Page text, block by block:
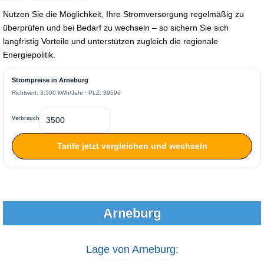
Nutzen Sie die Möglichkeit, Ihre Stromversorgung regelmäßig zu
überprüfen und bei Bedarf zu wechseln – so sichern Sie sich
langfristig Vorteile und unterstützen zugleich die regionale
Energiepolitik.
Strompreise in Arneburg
Richtwert: 3.500 kWh/Jahr · PLZ: 39596
Verbrauch
Tarife jetzt vergleichen und wechseln
Arneburg
Lage von Arneburg: